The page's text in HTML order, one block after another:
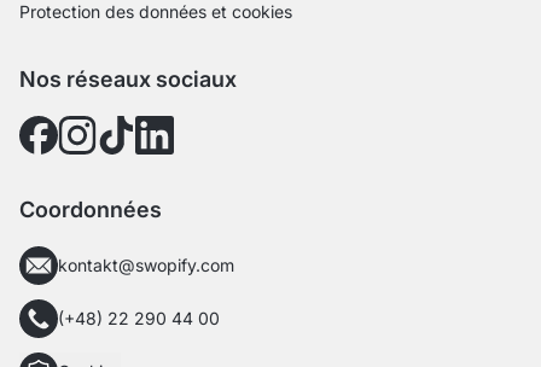
Protection des données et cookies
Nos réseaux sociaux
Coordonnées
kontakt@swopify.com
(+48) 22 290 44 00